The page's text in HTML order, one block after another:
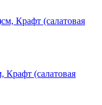
(салатовая